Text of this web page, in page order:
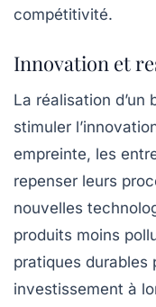
compétitivité.
Innovation et
La réalisation d’un
stimuler
empreinte, les
repenser leurs
nouvelles
produits moins
pratiques durables
investissement à